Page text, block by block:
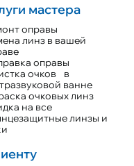
мастера
оправы
линз в вашей
оправы
очков в
ванне
очковых линз
на все
линзы и